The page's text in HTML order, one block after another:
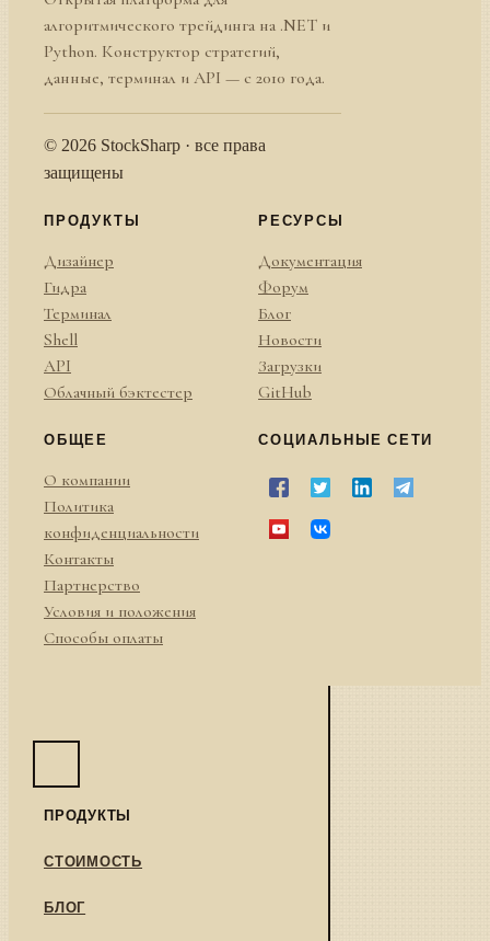
алгоритмического трейдинга на .NET и
Python. Конструктор стратегий,
данные, терминал и API — с 2010 года.
© 2026 StockSharp · все права
защищены
ПРОДУКТЫ
Дизайнер
Гидра
Терминал
Shell
API
Облачный бэктестер
РЕСУРСЫ
Документация
Форум
Блог
Новости
Загрузки
GitHub
ОБЩЕЕ
О компании
Политика
конфиденциальности
Контакты
Партнерство
Условия и положения
Способы оплаты
СОЦИАЛЬНЫЕ СЕТИ
ПРОДУКТЫ
СТОИМОСТЬ
БЛОГ